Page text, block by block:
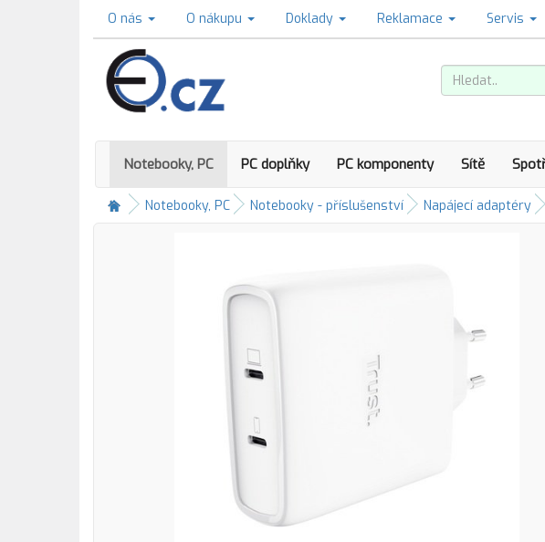
O nás O nákupu Doklady Reklamace Servis
Notebooky, PC PC doplňky PC komponenty Sítě
Notebooky, PC Notebooky - příslušenství Napájecí adaptéry